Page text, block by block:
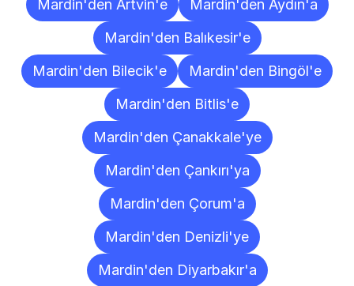
Mardin'den Artvin'e
Mardin'den Aydın'a
Mardin'den Balıkesir'e
Mardin'den Bilecik'e
Mardin'den Bingöl'e
Mardin'den Bitlis'e
Mardin'den Çanakkale'ye
Mardin'den Çankırı'ya
Mardin'den Çorum'a
Mardin'den Denizli'ye
Mardin'den Diyarbakır'a